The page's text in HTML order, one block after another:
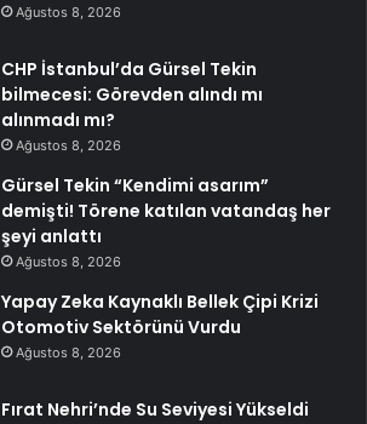
Ağustos 8, 2026
CHP İstanbul’da Gürsel Tekin
bilmecesi: Görevden alındı mı
alınmadı mı?
Ağustos 8, 2026
Gürsel Tekin “Kendimi asarım”
demişti! Törene katılan vatandaş her
şeyi anlattı
Ağustos 8, 2026
Yapay Zeka Kaynaklı Bellek Çipi Krizi
Otomotiv Sektörünü Vurdu
Ağustos 8, 2026
Fırat Nehri’nde Su Seviyesi Yükseldi